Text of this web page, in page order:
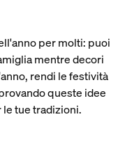
per molti: puoi
mentre decori
rendi le festività
queste idee
tue tradizioni.